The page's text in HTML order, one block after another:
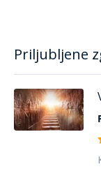
Priljubljene